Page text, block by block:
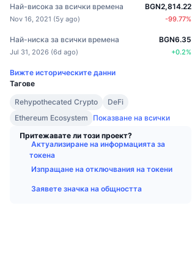
Най-висока за всички времена
Nov 16, 2021 (5y ago)
BGN2,814.22
-99.77%
Най-ниска за всички времена
Jul 31, 2026 (6d ago)
BGN6.35
+0.2%
Вижте историческите данни
Тагове
Rehypothecated Crypto
DeFi
Ethereum Ecosystem
Показване на всички
Притежавате ли този проект?
Актуализиране на информацията за
токена
Изпращане на отключвания на токени
Заявете значка на общността